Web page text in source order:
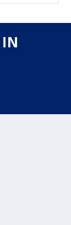
IN